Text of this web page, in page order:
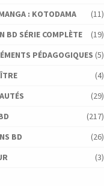
: KOTODAMA
(11)
BD SÉRIE COMPLÈTE
(19)
PÉDAGOGIQUES (5)
(4)
(29)
(217)
BD
(26)
(3)